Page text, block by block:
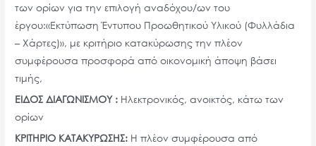
των ορίων για την επιλογή αναδόχου/ων του
έργου:«Εκτύπωση Έντυπου Προωθητικού Υλικού (Φυλλάδια
– Χάρτες)», με κριτήριο κατακύρωσης την πλέον
συμφέρουσα προσφορά από οικονομική άποψη βάσει
τιμής,
ΕΙΔΟΣ ΔΙΑΓΩΝΙΣΜΟΥ : Ηλεκτρονικός, ανοικτός, κάτω των
ορίων
ΚΡΙΤΗΡΙΟ ΚΑΤΑΚΥΡΩΣΗΣ: Η πλέον συμφέρουσα από